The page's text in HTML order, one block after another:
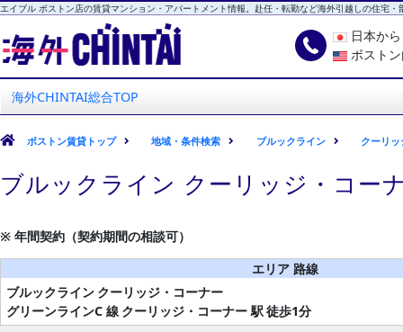
エイブル ボストン店の賃貸マンション・アパートメント情報。赴任・転勤など海外引越しの住宅・
海外CHINTAI
エイブル ボストン店
日本か
ボスト
海外CHINTAI総合TOP
ボストン賃貸トップ 地域・条件検索 ブルックライン クーリ
ブルックライン クーリッジ・コー
※ 年間契約（契約期間の相談可）
エリア 路線
ブルックライン クーリッジ・コーナー
グリーンラインC 線 クーリッジ・コーナー 駅徒歩1分